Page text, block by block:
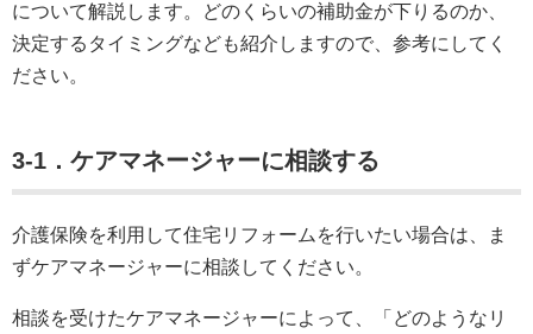
について解説します。どのくらいの補助金が下りるのか、
決定するタイミングなども紹介しますので、参考にしてく
ださい。
3-1．ケアマネージャーに相談する
介護保険を利用して住宅リフォームを行いたい場合は、ま
ずケアマネージャーに相談してください。
相談を受けたケアマネージャーによって、「どのようなリ